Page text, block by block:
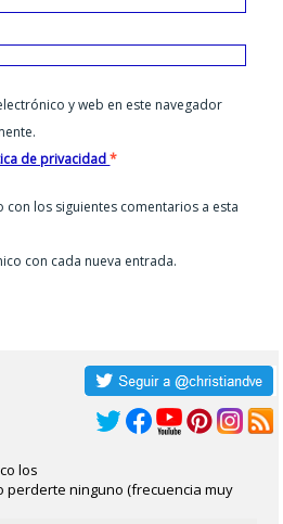
y web en este navegador
de privacidad*
los siguientes comentarios a esta
con cada nueva entrada.
los
perderte ninguno (frecuencia muy